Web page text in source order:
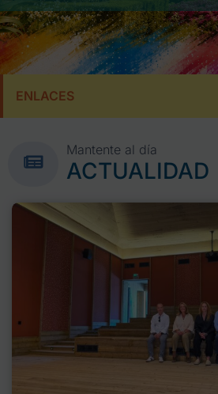
ENLACES
Mantente al día
ACTUALIDAD